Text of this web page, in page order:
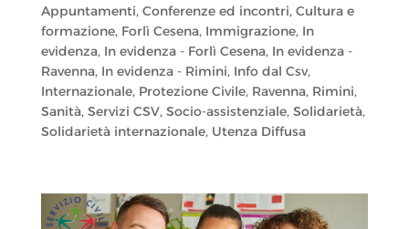
Appuntamenti, Conferenze ed incontri, Cultura e
formazione, Forlì Cesena, Immigrazione, In
evidenza, In evidenza - Forlì Cesena, In evidenza -
Ravenna, In evidenza - Rimini, Info dal Csv,
Internazionale, Protezione Civile, Ravenna, Rimini,
Sanità, Servizi CSV, Socio-assistenziale, Solidarietà,
Solidarietà internazionale, Utenza Diffusa